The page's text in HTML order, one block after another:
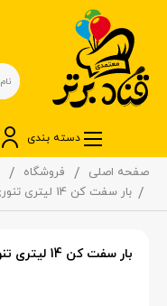
دسته بندی
صفحه اصلی فروشگاه
بار سفت کن 14 لیتری تنوری مدل 40-60 تک فاز با کمپرسور 1/5 اسب